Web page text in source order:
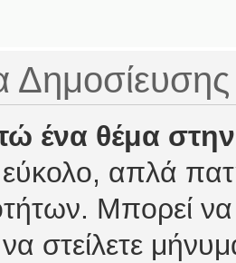
Δημοσίευσης
ένα θέμα
απλά
Μπορεί να
στείλετε